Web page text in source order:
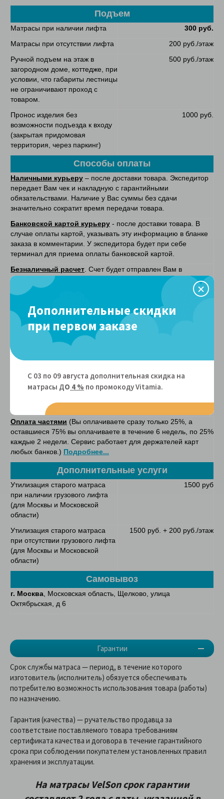
Гарантии
Подъем
Матрасы при наличии лифта
300 руб.
Матрасы при отсутствии лифта
200 руб./этаж
Ручной подъем на этаж в
загородном доме, коттедже, при
условии, что габариты лестницы
не ограничивают проход с
товаром.
500 руб./этаж
Пронос изделия без
возможности подъезда к входу
(закрытая придомовая
территория, через паркинг)
1000 руб.
Способы оплаты
Наличными курьеру – после доставки товара. Экспедитор
передает Вам чек и накладную с гарантийными
обязательствами. Наличие у Вас суммы без сдачи
значительно сократит время передачи товара.
Банковской картой курьеру - после доставки товара. В
случае оплаты картой, указывать эту информацию в бланке
заказа в комментарии. У экспедитора будет при себе
терминал для приема оплаты банковской картой.
Безналичный расчет . Счет будет отправлен Вам в
электронном виде после уточнения с менеджером деталей
заказа.
Он-лайн оплата
- при покупке на сайте. После оплаты, на
указанную вами электронную почту, в соответситвии с
федеральным законом № 54-ФЗ будет отправлен кассовый
Он-лайн оплата картой рассрочки Халва
приобрести товар в рассрочку на 4 месяца без переплат.
Рассрочка без переплат от "Покупай со Сбербанком" на
Сбербанком"
Оплата частями (Вы оплачиваете сразу только 25%, а
оставшиеся 75% вы оплачиваете в течение 6 недель, по 25%
каждые 2 недели. Сервис работает для держателей карт
любых банков.) Подробнее...
Дополнительные услуги
Утилизация старого матраса
при наличии грузового лифта
(для Москвы и Московской
области)
1500 руб
Утилизация старого матраса
при отсутствии грузового лифта
(для Москвы и Московской
области)
1500 руб. + 200 руб./этаж
Самовывоз
г. Москва , Московская область, Щелково, улица
Октябрьская, д 6
Срок службы матраса — период, в течение которого
изготовитель (исполнитель) обязуется обеспечивать
потребителю возможность использования товара (работы)
по назначению.
Гарантия (качества) — ручательство продавца за
соответствие поставляемого товара требованиям
сертификата качества и договора в течение гарантийного
срока при соблюдении покупателем установленных правил
хранения и эксплуатации.
На матрасы VelSon срок гарантии
Дополнительные скидки
при первом заказе
С 03 по 09 августа дополнительная скидка на
матрасы ДО 4 % по промокоду Vitamiа.